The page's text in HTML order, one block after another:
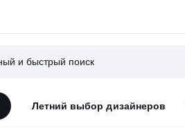
Летний выбор дизайнеров